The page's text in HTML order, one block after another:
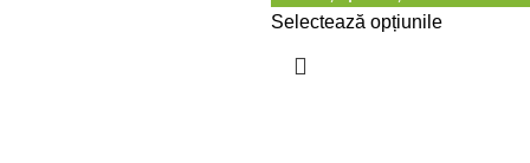
Selectează opțiunile